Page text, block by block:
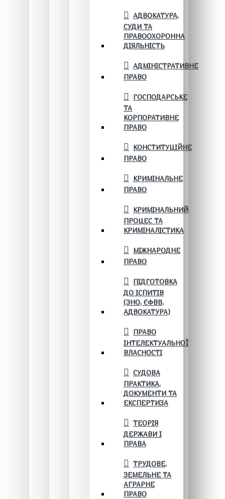
АДВОКАТУРА,
СУДИ ТА
ПРАВООХОРОННА
ДІЯЛЬНІСТЬ
АДМІНІСТРАТИВНЕ
ПРАВО
ГОСПОДАРСЬКЕ
ТА
КОРПОРАТИВНЕ
ПРАВО
КОНСТИТУЦІЙНЕ
ПРАВО
КРИМІНАЛЬНЕ
ПРАВО
КРИМІНАЛЬНИЙ
ПРОЦЕС ТА
КРИМІНАЛІСТИКА
МІЖНАРОДНЕ
ПРАВО
ПІДГОТОВКА
ДО ІСПИТІВ
(ЗНО, ЄФВВ,
АДВОКАТУРА)
ПРАВО
ІНТЕЛЕКТУАЛЬНОЇ
ВЛАСНОСТІ
СУДОВА
ПРАКТИКА,
ДОКУМЕНТИ ТА
ЕКСПЕРТИЗА
ТЕОРІЯ
ДЕРЖАВИ І
ПРАВА
ТРУДОВЕ,
ЗЕМЕЛЬНЕ ТА
АГРАРНЕ
ПРАВО